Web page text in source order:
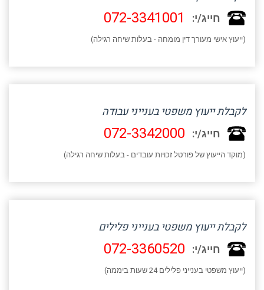
חייג/י: 072-3341001
(ייעוץ אישי מעורך דין מומחה - בעלות שיחה רגילה)
לקבלת ייעוץ משפטי בענייני עבודה
חייג/י: 072-3342000
(מוקד הייעוץ של פורטל זכויות עובדים - בעלות שיחה רגילה)
לקבלת ייעוץ משפטי בענייני פלילים
חייג/י: 072-3360520
(ייעוץ משפטי בענייני פלילים 24 שעות ביממה)